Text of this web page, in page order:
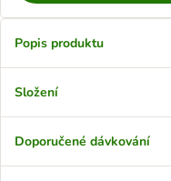
Popis produktu
Složení
Doporučené dávkování